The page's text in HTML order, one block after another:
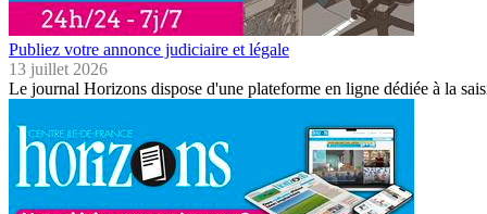
Publiez votre annonce judiciaire et légale
13 juillet 2026
Le journal Horizons dispose d'une plateforme en ligne dédiée à la